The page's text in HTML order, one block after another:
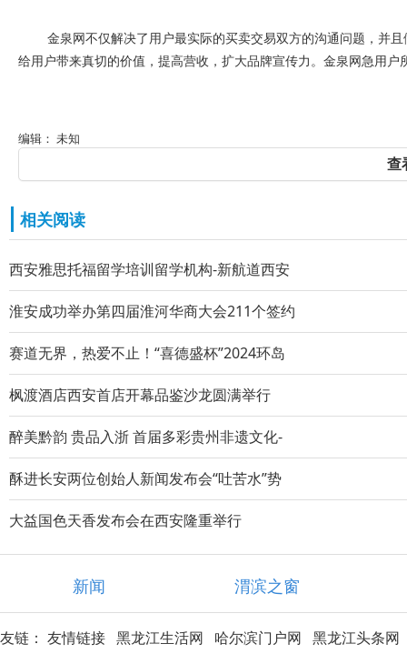
金泉网不仅解决了用户最实际的买卖交易双方的沟通问题，并
给用户带来真切的价值，提高营收，扩大品牌宣传力。金泉网急用
编辑： 未知
查
相关阅读
西安雅思托福留学培训留学机构-新航道西安
淮安成功举办第四届淮河华商大会211个签约
赛道无界，热爱不止！“喜德盛杯”2024环岛
枫渡酒店西安首店开幕品鉴沙龙圆满举行
醉美黔韵 贵品入浙 首届多彩贵州非遗文化-
酥进长安两位创始人新闻发布会“吐苦水”势
大益国色天香发布会在西安隆重举行
新闻 渭滨之窗
友链： 友情链接 黑龙江生活网 哈尔滨门户网 黑龙江头条网